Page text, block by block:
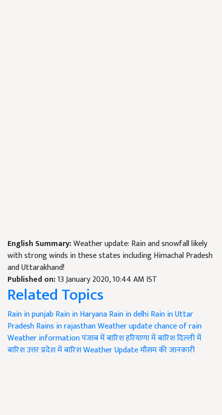
English Summary:Weather update: Rain and snowfall likely
with strong winds in these states including Himachal Pradesh
and Uttarakhand!
Published on:13 January 2020, 10:44 AM IST
Related Topics
Rain in punjab Rain in HaryanaRain in delhiRain in Uttar
PradeshRains in rajasthanWeather updatechance of rain
Weather informationपंजाब में बारिशहरियाणा में बारिशदिल्ली में
बारिशउत्तर प्रदेश में बारिशWeather Updateमौसम की जानकारी